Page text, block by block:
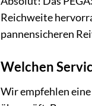
Reichweite
pannensicheren
Welchen
Wir empfehlen